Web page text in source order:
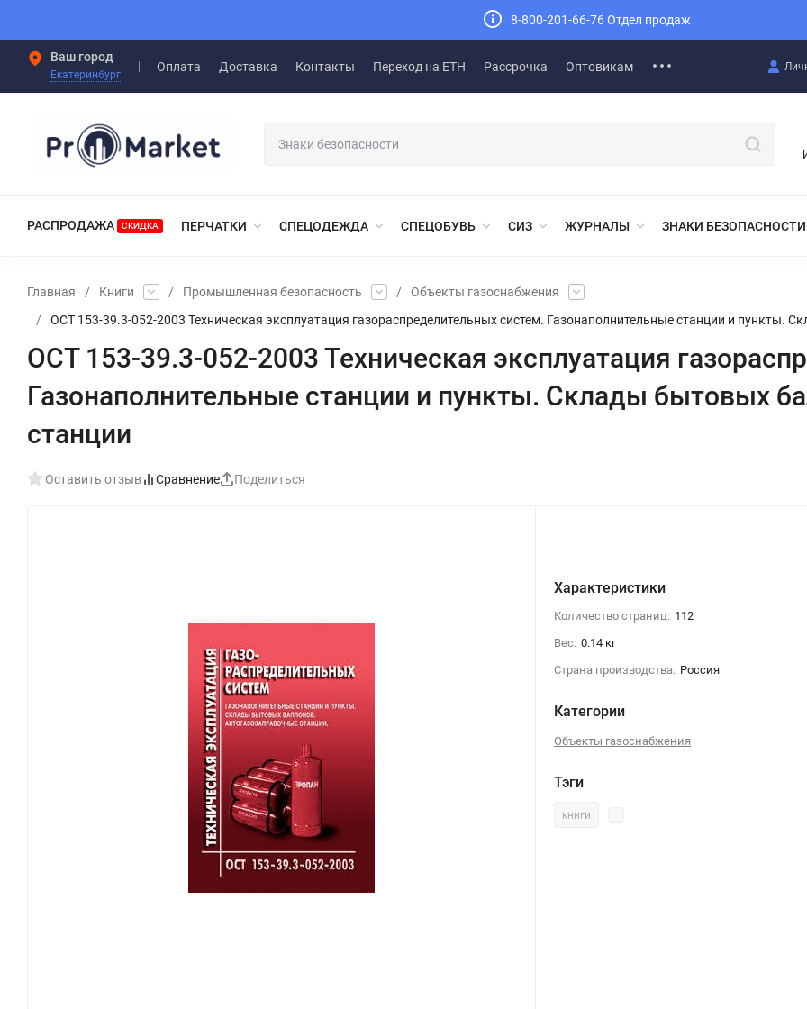
8-800-201-66-76 Отдел продаж
Ваш город
Екатеринбург
Оплата Доставка Контакты Переход на ЕТН Рассрочка Оптовикам
РАСПРОДАЖА СКИДКА ПЕРЧАТКИ СПЕЦОДЕЖДА СПЕЦОБУВЬ СИЗ ЖУРНАЛЫ ЗНАКИ БЕЗОПАСНОСТИ
Главная / Книги / Промышленная безопасность /
Объекты газоснабжения
/
ОСТ 153-39.3-052-2003 Техническая эксплуатация газораспределительных систем. Газонаполнительные станции и пункты.
ОСТ 153-39.3-052-2003 Техническая эксплуатация
Газонаполнительные станции и пункты. Склады бытовых
станции
Оставить отзыв Сравнение Поделиться
Характеристики
Количество страниц: 112
Вес: 0.14 кг
Страна производства: Россия
Категории
Объекты газоснабжения
Тэги
книги